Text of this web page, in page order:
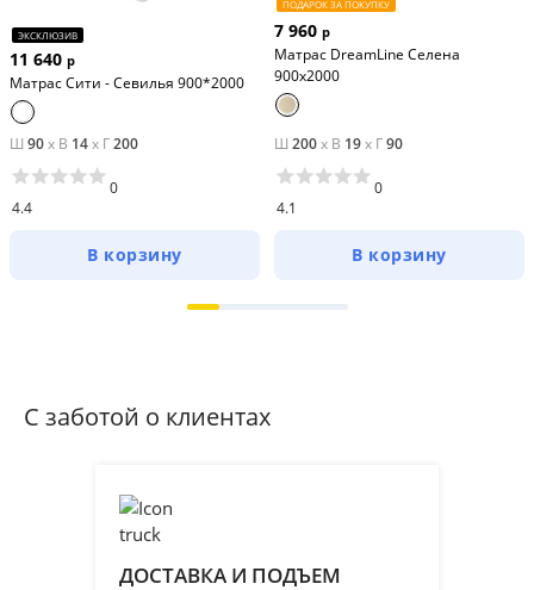
ЭКСКЛЮЗИВ
11 640 р
Матрас Сити - Севилья 900*2000
Ш 90x В 14x Г200
4.4
0
В корзину
ПОДАРОК ЗА ПОКУПКУ
7 960 р
Матрас DreamLine Селена
900x2000
Ш 200x В 19x Г90
4.1
0
В корзину
С заботой о клиентах
ДОСТАВКА И ПОДЪЕМ